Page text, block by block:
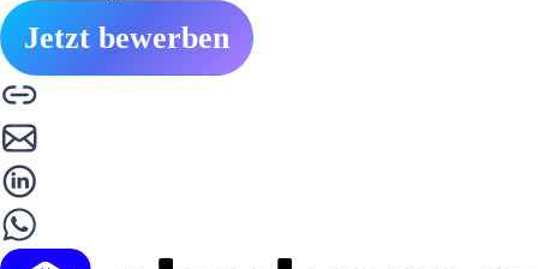
Jetzt bewerben